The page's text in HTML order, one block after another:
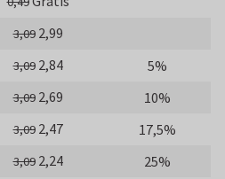
3,09 2,99
3,09 2,84
5%
3,09 2,69
10%
3,09 2,47
17,5%
3,09 2,24
25%